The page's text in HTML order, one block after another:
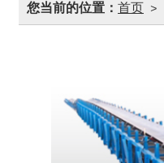
您当前的位置： 首页 >